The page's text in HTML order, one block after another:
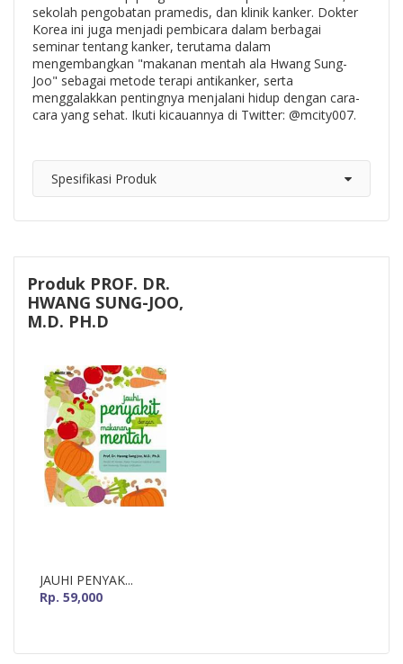
sekolah pengobatan pramedis, dan klinik kanker. Dokter
Korea ini juga menjadi pembicara dalam berbagai
seminar tentang kanker, terutama dalam
mengembangkan "makanan mentah ala Hwang Sung-
Joo" sebagai metode terapi antikanker, serta
menggalakkan pentingnya menjalani hidup dengan cara-
cara yang sehat. Ikuti kicauannya di Twitter: @mcity007.
Spesifikasi Produk
Produk PROF. DR.
HWANG SUNG-JOO,
M.D. PH.D
JAUHI PENYAK...
Rp. 59,000